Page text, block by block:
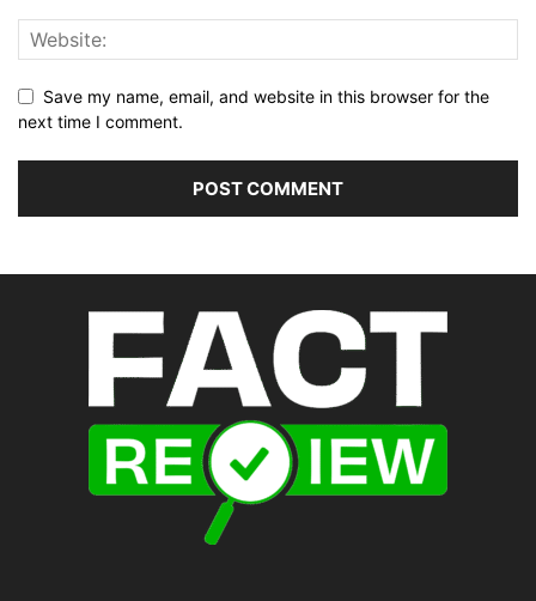
Save my name, email, and website in this browser for the
next time I comment.